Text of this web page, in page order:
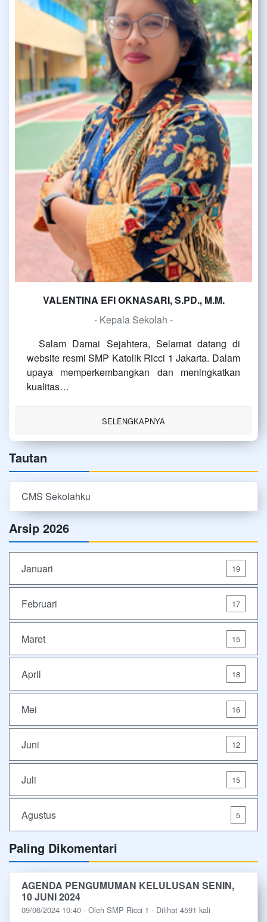
VALENTINA EFI OKNASARI, S.PD., M.M.
- Kepala Sekolah -
Salam Damai Sejahtera, Selamat datang di
website resmi SMP Katolik Ricci 1 Jakarta. Dalam
upaya memperkembangkan dan meningkatkan
kualitas…
SELENGKAPNYA
Tautan
CMS Sekolahku
Arsip 2026
Januari 19
Februari 17
Maret 15
April 18
Mei 16
Juni 12
Juli 15
Agustus 5
Paling Dikomentari
AGENDA PENGUMUMAN KELULUSAN SENIN,
10 JUNI 2024
09/06/2024 10:40 - Oleh SMP Ricci 1 - Dilihat 4591 kali